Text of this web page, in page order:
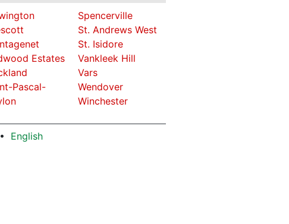
Estates
Pascal-
Spencerville
St. Andrews West
St. Isidore
Vankleek Hill
Vars
Wendover
Winchester
English